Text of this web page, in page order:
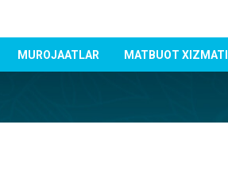
MUROJAATLAR MATBUOT XIZMATI